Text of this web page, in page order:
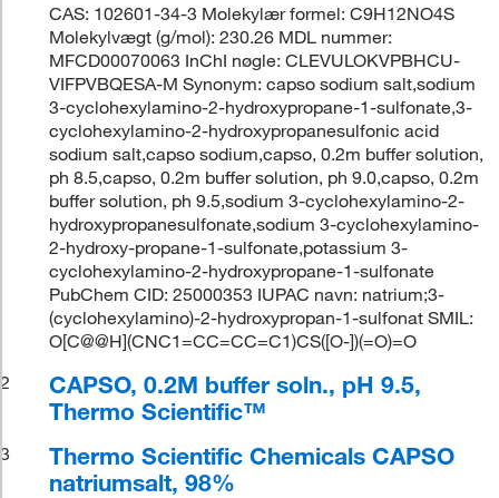
CAS: 102601-34-3 Molekylær formel: C9H12NO4S
Molekylvægt (g/mol): 230.26 MDL nummer:
MFCD00070063 InChI nøgle: CLEVULOKVPBHCU-
VIFPVBQESA-M Synonym: capso sodium salt,sodium
3-cyclohexylamino-2-hydroxypropane-1-sulfonate,3-
cyclohexylamino-2-hydroxypropanesulfonic acid
sodium salt,capso sodium,capso, 0.2m buffer solution,
ph 8.5,capso, 0.2m buffer solution, ph 9.0,capso, 0.2m
buffer solution, ph 9.5,sodium 3-cyclohexylamino-2-
hydroxypropanesulfonate,sodium 3-cyclohexylamino-
2-hydroxy-propane-1-sulfonate,potassium 3-
cyclohexylamino-2-hydroxypropane-1-sulfonate
PubChem CID: 25000353 IUPAC navn: natrium;3-
(cyclohexylamino)-2-hydroxypropan-1-sulfonat SMIL:
O[C@@H](CNC1=CC=CC=C1)CS([O-])(=O)=O
2
CAPSO, 0.2M buffer soln., pH 9.5,
Thermo Scientific™
3
Thermo Scientific Chemicals CAPSO
natriumsalt, 98%